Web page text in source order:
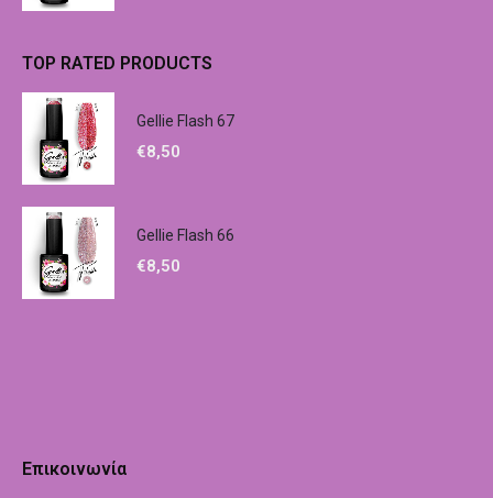
TOP RATED PRODUCTS
Gellie Flash 67
€8,50
Gellie Flash 66
€8,50
Επικοινωνία